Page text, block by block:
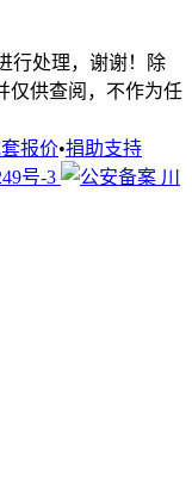
行处理，谢谢！除
仅供查阅，不作为任
报价•捐助支持
号-3
川